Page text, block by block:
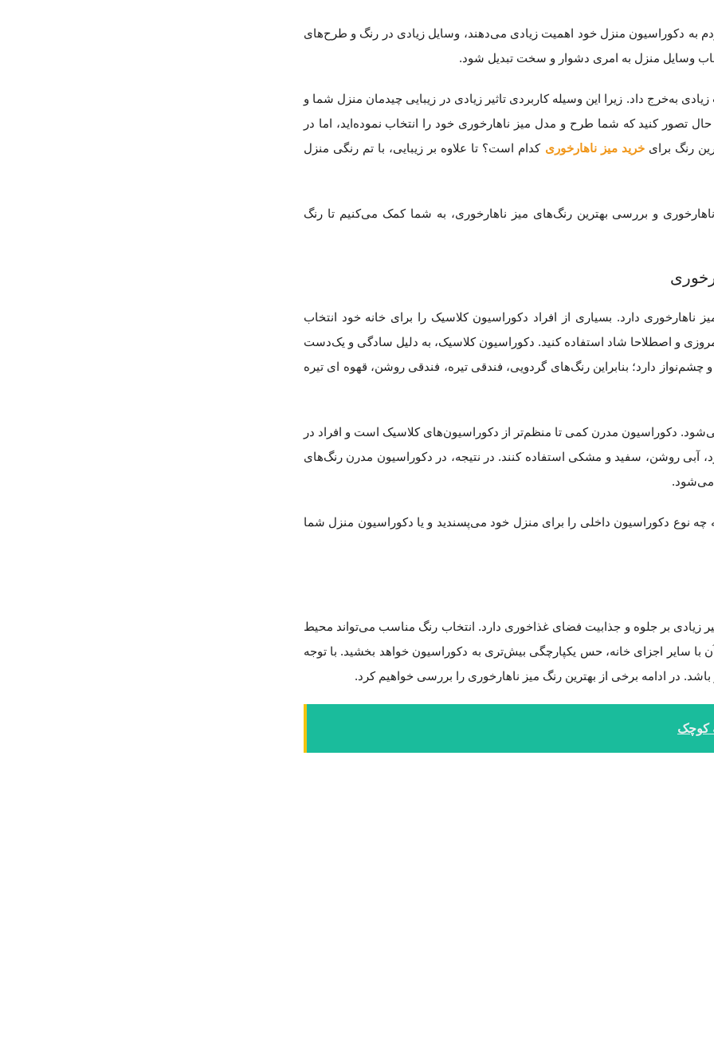
به دکوراسیون منزل خود اهمیت زیادی می‌دهند، وسایل زیادی در رنگ و طرح‌های
وسایل منزل به امری دشوار و سخت تبدیل شود.
به‌خرج داد. زیرا این وسیله کاربردی تاثیر زیادی در زیبایی چیدمان منزل شما و
کنید که شما طرح و مدل میز ناهارخوری خود را انتخاب نموده‌اید، اما در
رنگ برایخرید میز ناهارخوری کدام است؟ تا علاوه بر زیبایی، با تم رنگی منزل
و بررسی بهترین رنگ‌های میز ناهارخوری، به شما کمک می‌کنیم تا رنگ
دارد. بسیاری از افراد دکوراسیون کلاسیک را برای خانه خود انتخاب
و اصطلاحا شاد استفاده کنید. دکوراسیون کلاسیک، به دلیل سادگی و یک‌دست
دارد؛ بنابر‌این رنگ‌های گردویی، فندقی تیره، فندقی روشن، قهوه ای تیره
دکوراسیون مدرن کمی تا منظم‌تر از دکوراسیون‌های کلاسیک است و افراد در
آبی روشن، سفید و مشکی استفاده کنند. در نتیجه، در دکوراسیون مدرن رنگ‌های
می‌شود.
که چه نوع دکوراسیون داخلی را برای منزل خود می‌پسندید و یا دکوراسیون منزل شما
زیادی بر جلوه و جذابیت فضای غذاخوری دارد. انتخاب رنگ مناسب می‌تواند محیط
سایر اجزای خانه، حس یکپارچگی بیش‌تری به دکوراسیون خواهد بخشید. با توجه
در ادامه برخی از بهترین رنگ‌ میز ناهارخوری را بررسی خواهیم کرد.